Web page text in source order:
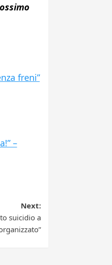
freni”
–
Next:
suicidio a